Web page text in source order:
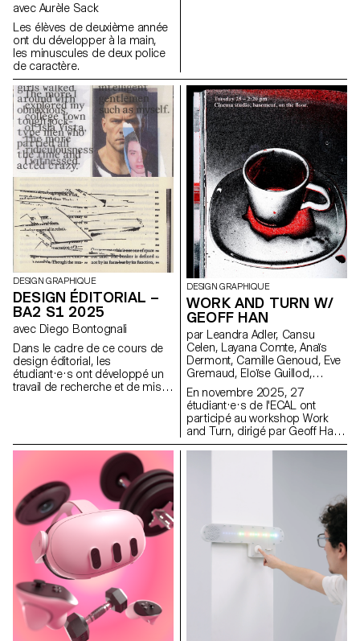
avec Aurèle Sack
Les élèves de deuxième année
ont du développer à la main,
les minuscules de deux police
de caractère.
sur une série de supports, de
la carte de visite au format F4,
comprenant affiches, flyers,
cartes de visite ainsi qu’une
affiche animée.
DESIGN GRAPHIQUE
DESIGN ÉDITORIAL –
BA2 S1 2025
avec Diego Bontognali
Dans le cadre de ce cours de
design éditorial, les
étudiant·e·s ont développé un
travail de recherche et de mise
au contenu identique, déclinées
dans un grand et un petit
DESIGN GRAPHIQUE
WORK AND TURN W/
GEOFF HAN
par Leandra Adler, Cansu
Celen, Layana Comte, Anaïs
Dermont, Camille Genoud, Eve
Gremaud, Eloïse Guillod,
Mathis Harmant, Marie Hintzy,
Matteo Lucca, Maxime Manera,
Gaëtan Mauclair, Mathys
Mauron, Emma Morisseau,
Sara Pedersoli, Lucie Pittet,
Hélène Prongué, Leonardo
En novembre 2025, 27
étudiant·e·s de l'ECAL ont
participé au workshop Work
and Turn, dirigé par Geoff Han,
autour du thème du travail et du
aujourd’hui un vaste bâtiment
dont le fonctionnement
quotidien repose sur de
nombreuses formes de travail
souvent peu visibles. Pendant
cinq jours, les étudiant·e·s ont
été réparti·e·s en équipes afin
de produire une publication